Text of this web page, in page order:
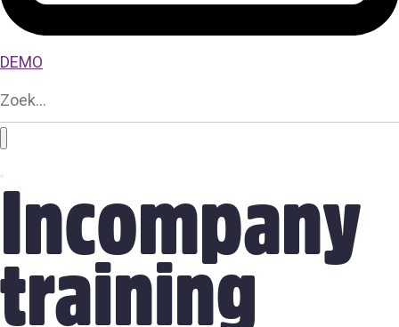
DEMO
Incompany
training